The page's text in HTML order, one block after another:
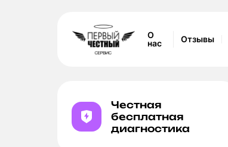
О
нас
Отзывы
Честная
бесплатная
диагностика